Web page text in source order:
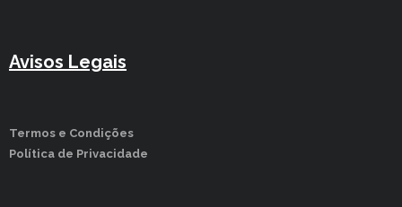
Avisos Legais
Termos e Condições
Política de Privacidade